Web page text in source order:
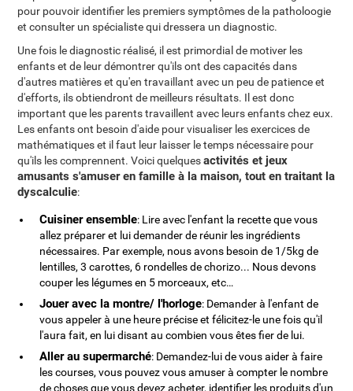
pour pouvoir identifier les premiers symptômes de la patholoogie
et consulter un spécialiste qui dressera un diagnostic.
Une fois le diagnostic réalisé, il est primordial de motiver les
enfants et de leur démontrer qu'ils ont des capacités dans
d'autres matières et qu'en travaillant avec un peu de patience et
d'efforts, ils obtiendront de meilleurs résultats. Il est donc
important que les parents travaillent avec leurs enfants chez eux.
Les enfants ont besoin d'aide pour visualiser les exercices de
mathématiques et il faut leur laisser le temps nécessaire pour
qu'ils les comprennent. Voici quelquesactivités et jeux
amusants s'amuser en famille à la maison, tout en traitant la
dyscalculie:
Cuisiner ensemble: Lire avec l'enfant la recette que vous
allez préparer et lui demander de réunir les ingrédients
nécessaires. Par exemple, nous avons besoin de 1/5kg de
lentilles, 3 carottes, 6 rondelles de chorizo... Nous devons
couper les légumes en 5 morceaux, etc…
Jouer avec la montre/ l'horloge: Demander à l'enfant de
vous appeler à une heure précise et félicitez-le une fois qu'il
l'aura fait, en lui disant au combien vous êtes fier de lui.
Aller au supermarché: Demandez-lui de vous aider à faire
les courses, vous pouvez vous amuser à compter le nombre
de choses que vous devez acheter, identifier les produits d'un